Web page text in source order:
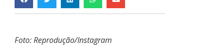
Foto: Reprodução/Instagram